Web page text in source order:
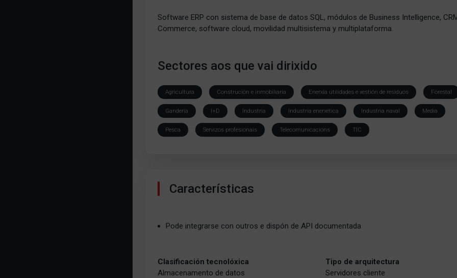
Software ERP con sistema de base de datos SQL, módulos de Business Intelligence,
Commerce, software cloud, movilidad multisistema y multiplataforma.
Sectores aos que vai dirixido
Agricultura Construción e inmobiliaria Enerxía utilidades e xestión de residuos Forestal
Gandería I+D Industria Industria enerxética Industria naval Media
Pesca Servizos profesionais Telecomunicacions TIC
Características
Pode integrarse con outros e dispón de API documentada
Clasificación tecnolóxica
Almacenamento de datos
Tipo de arquitectura
Servidores cliente